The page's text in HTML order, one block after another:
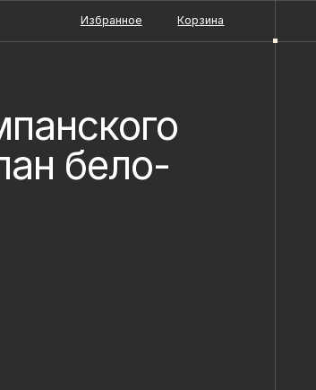
Корзина
бело-